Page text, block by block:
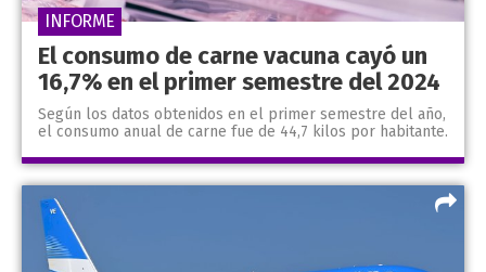
El consumo de carne vacuna cayó un
16,7% en el primer semestre del 2024
Según los datos obtenidos en el primer semestre del año,
el consumo anual de carne fue de 44,7 kilos por habitante.
INFORME